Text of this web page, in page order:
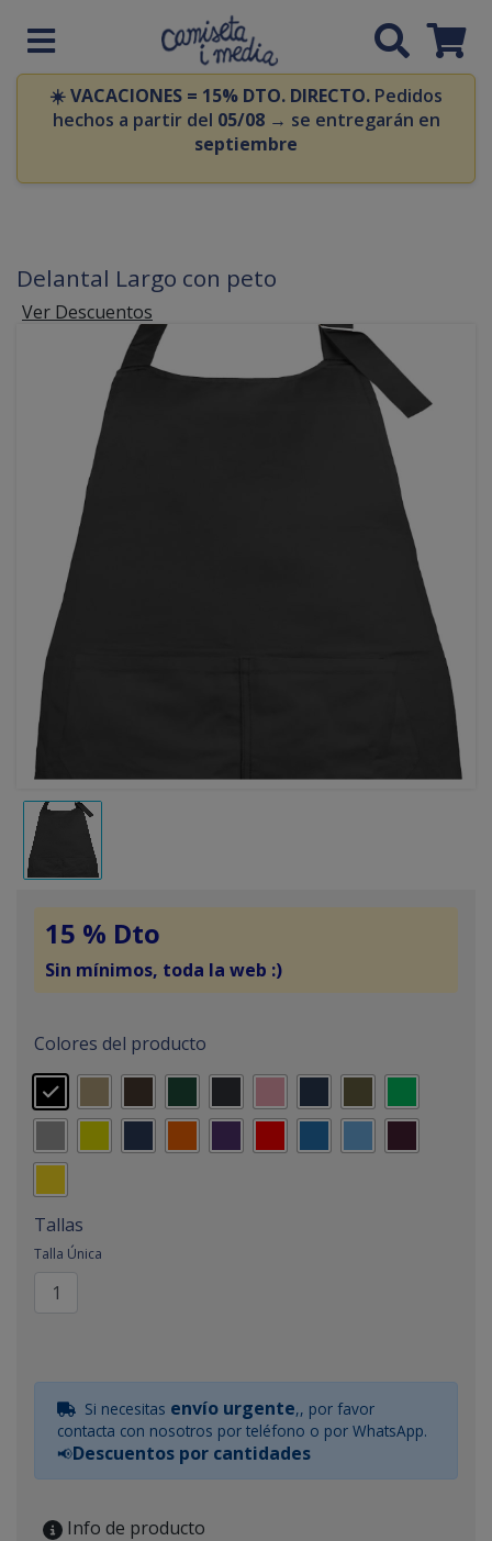
☀️VACACIONES = 15% DTO. DIRECTO. Pedidos
hechos a partir del 05/08→ se entregarán en
septiembre
Delantal Largo con peto
Ver Descuentos
15 % Dto
Sin mínimos, toda la web :)
Colores del producto
Tallas
Talla Única
Si necesitas envío urgente,, por favor
contacta con nosotros por teléfono o por WhatsApp.
📢Descuentos por cantidades
Info de producto